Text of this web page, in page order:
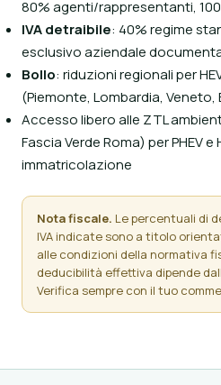
80% agenti/rappresentanti,
IVA detraibile: 40% regime
esclusivo aziendale
Bollo: riduzioni regionali per
(Piemonte, Lombardia, Veneto,
Accesso libero alle ZTL
Fascia Verde Roma) per PHEV e
immatricolazione
Nota fiscale. Le percentuali di
IVA indicate sono a titolo
alle condizioni della normativa
deducibilità effettiva dipende
Verifica sempre con il tuo